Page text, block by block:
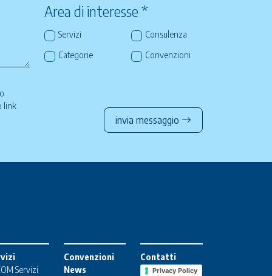
Area di interesse *
Servizi
Consulenza
Categorie
Convenzioni
link
invia messaggio
Servizi
Convenzioni
News
Contatti
Privacy Policy